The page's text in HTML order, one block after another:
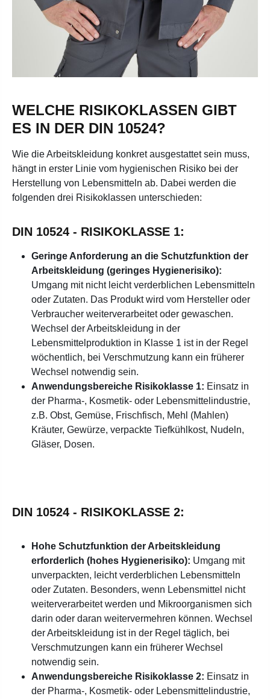
WELCHE RISIKOKLASSEN GIBT
ES IN DER DIN 10524?
Wie die Arbeitskleidung konkret ausgestattet sein muss,
hängt in erster Linie vom hygienischen Risiko bei der
Herstellung von Lebensmitteln ab. Dabei werden die
folgenden drei Risikoklassen unterschieden:
DIN 10524 - RISIKOKLASSE 1:
Geringe Anforderung an die Schutzfunktion der
Arbeitskleidung (geringes Hygienerisiko):
Umgang mit nicht leicht verderblichen Lebensmitteln
oder Zutaten. Das Produkt wird vom Hersteller oder
Verbraucher weiterverarbeitet oder gewaschen.
Wechsel der Arbeitskleidung in der
Lebensmittelproduktion in Klasse 1 ist in der Regel
wöchentlich, bei Verschmutzung kann ein früherer
Wechsel notwendig sein.
Anwendungsbereiche Risikoklasse 1: Einsatz in
der Pharma-, Kosmetik- oder Lebensmittelindustrie,
z.B. Obst, Gemüse, Frischfisch, Mehl (Mahlen)
Kräuter, Gewürze, verpackte Tiefkühlkost, Nudeln,
Gläser, Dosen.
DIN 10524 - RISIKOKLASSE 2:
Hohe Schutzfunktion der Arbeitskleidung
erforderlich (hohes Hygienerisiko): Umgang mit
unverpackten, leicht verderblichen Lebensmitteln
oder Zutaten. Besonders, wenn Lebensmittel nicht
weiterverarbeitet werden und Mikroorganismen sich
darin oder daran weitervermehren können. Wechsel
der Arbeitskleidung ist in der Regel täglich, bei
Verschmutzungen kann ein früherer Wechsel
notwendig sein.
Anwendungsbereiche Risikoklasse 2: Einsatz in
der Pharma-, Kosmetik- oder Lebensmittelindustrie,